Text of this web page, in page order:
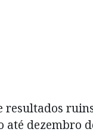
resultados
dezembro